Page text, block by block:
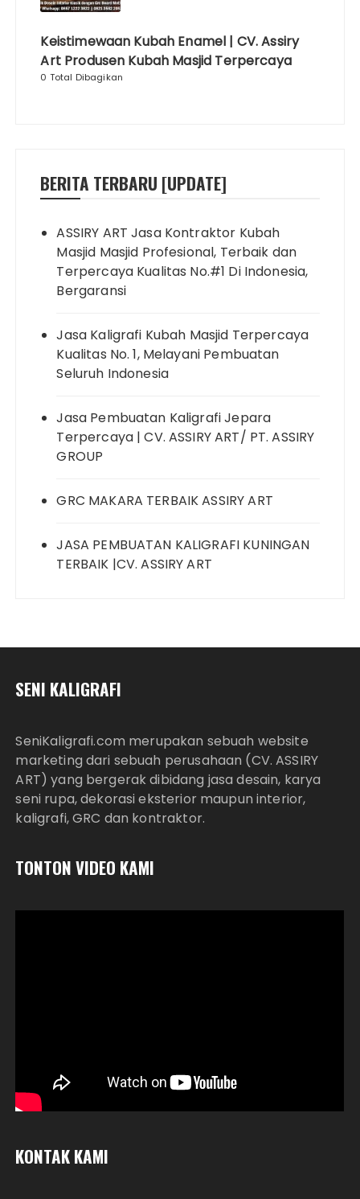
Keistimewaan Kubah Enamel | CV. Assiry
Art Produsen Kubah Masjid Terpercaya
0 Total Dibagikan
BERITA TERBARU [UPDATE]
ASSIRY ART Jasa Kontraktor Kubah
Masjid Masjid Profesional, Terbaik dan
Terpercaya Kualitas No.#1 Di Indonesia,
Bergaransi
Jasa Kaligrafi Kubah Masjid Terpercaya
Kualitas No. 1, Melayani Pembuatan
Seluruh Indonesia
Jasa Pembuatan Kaligrafi Jepara
Terpercaya | CV. ASSIRY ART/ PT. ASSIRY
GROUP
GRC MAKARA TERBAIK ASSIRY ART
JASA PEMBUATAN KALIGRAFI KUNINGAN
TERBAIK |CV. ASSIRY ART
SENI KALIGRAFI
SeniKaligrafi.com merupakan sebuah website
marketing dari sebuah perusahaan (CV. ASSIRY
ART) yang bergerak dibidang jasa desain, karya
seni rupa, dekorasi eksterior maupun interior,
kaligrafi, GRC dan kontraktor.
TONTON VIDEO KAMI
KONTAK KAMI